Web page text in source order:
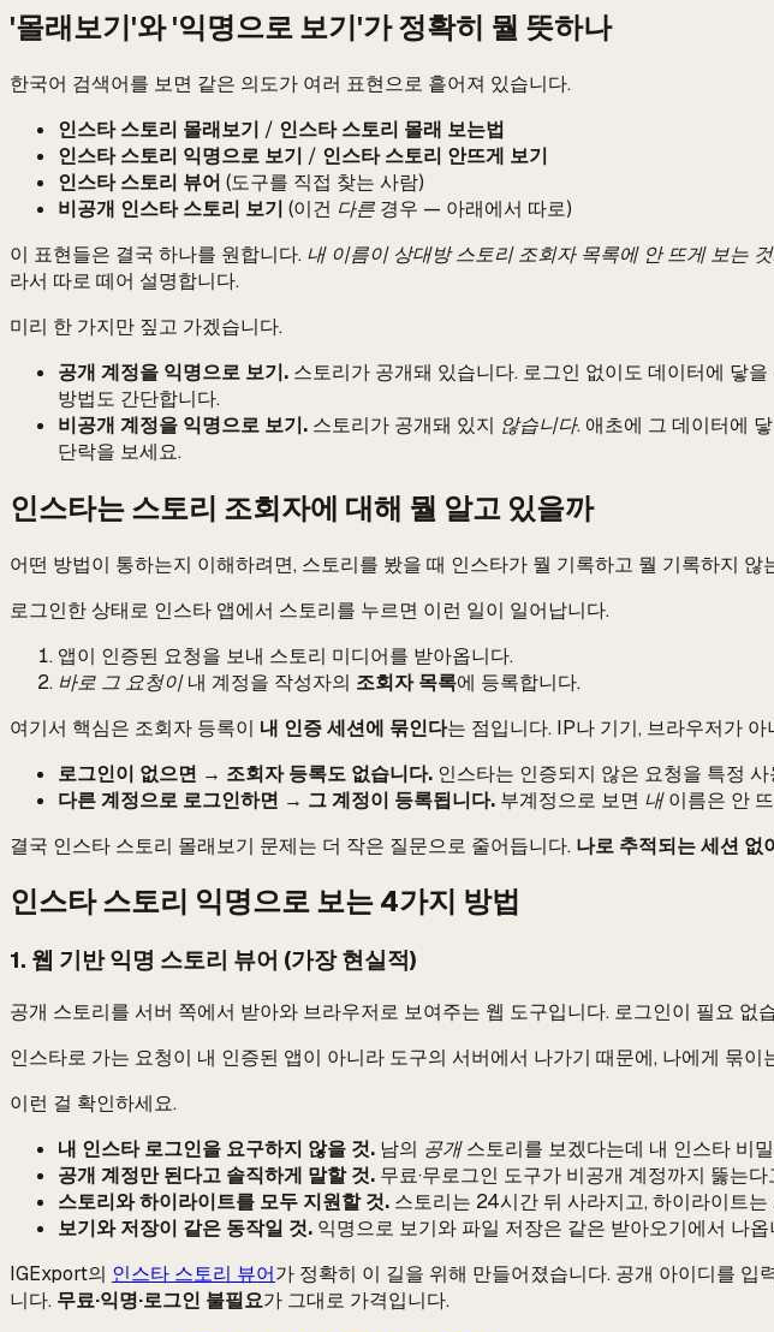
'몰래보기'와 '익명으로 보기'가 정확히 뭘 뜻하나
한국어 검색어를 보면 같은 의도가 여러 표현으로 흩어져 있습니다.
인스타 스토리 몰래보기 / 인스타 스토리 몰래 보는법
인스타 스토리 익명으로 보기 / 인스타 스토리 안뜨게 보기
인스타 스토리 뷰어 (도구를 직접 찾는 사람)
비공개 인스타 스토리 보기 (이건 다른 경우 — 아래에서 따로)
이 표현들은 결국 하나를 원합니다. 내 이름이 상대방 스토리 조회자 목록에 안 뜨게 보는
라서 따로 떼어 설명합니다.
미리 한 가지만 짚고 가겠습니다.
공개 계정을 익명으로 보기. 스토리가 공개돼 있습니다. 로그인 없이도 데이터에 닿
방법도 간단합니다.
비공개 계정을 익명으로 보기. 스토리가 공개돼 있지 않습니다. 애초에 그 데이터에
단락을 보세요.
인스타는 스토리 조회자에 대해 뭘 알고 있을까
어떤 방법이 통하는지 이해하려면, 스토리를 봤을 때 인스타가 뭘 기록하고 뭘 기록하지 않
로그인한 상태로 인스타 앱에서 스토리를 누르면 이런 일이 일어납니다.
앱이 인증된 요청을 보내 스토리 미디어를 받아옵니다.
바로 그 요청이내 계정을 작성자의 조회자 목록에 등록합니다.
여기서 핵심은 조회자 등록이 내 인증 세션에 묶인다는 점입니다. IP나 기기, 브라우저가
로그인이 없으면 → 조회자 등록도 없습니다. 인스타는 인증되지 않은 요청을 특정
다른 계정으로 로그인하면 → 그 계정이 등록됩니다. 부계정으로 보면 내이름은 안
결국 인스타 스토리 몰래보기 문제는 더 작은 질문으로 줄어듭니다. 나로 추적되는 세션 없
인스타 스토리 익명으로 보는 4가지 방법
1. 웹 기반 익명 스토리 뷰어 (가장 현실적)
공개 스토리를 서버 쪽에서 받아와 브라우저로 보여주는 웹 도구입니다. 로그인이 필요 없
인스타로 가는 요청이 내 인증된 앱이 아니라 도구의 서버에서 나가기 때문에, 나에게 묶
이런 걸 확인하세요.
내 인스타 로그인을 요구하지 않을 것. 남의 공개스토리를 보겠다는데 내 인스타 비
공개 계정만 된다고 솔직하게 말할 것. 무료·무로그인 도구가 비공개 계정까지 뚫는
스토리와 하이라이트를 모두 지원할 것. 스토리는 24시간 뒤 사라지고, 하이라이트
보기와 저장이 같은 동작일 것. 익명으로 보기와 파일 저장은 같은 받아오기에서 나
IGExport의 인스타 스토리 뷰어가 정확히 이 길을 위해 만들어졌습니다. 공개 아이디를
니다. 무료·익명·로그인 불필요가 그대로 가격입니다.